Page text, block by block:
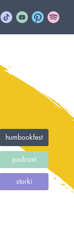
humbookfest
podcast
storki